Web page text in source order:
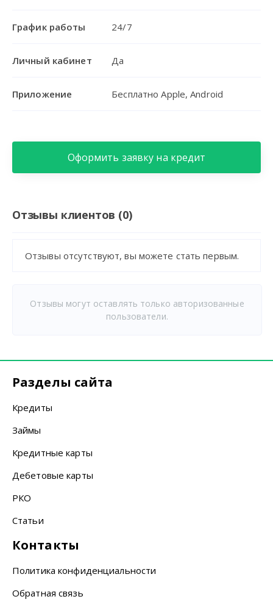
График работы 24/7
Личный кабинет Да
Приложение Бесплатно Apple, Android
Оформить заявку на кредит
Отзывы клиентов (0)
Отзывы отсутствуют, вы можете стать первым.
Отзывы могут оставлять только авторизованные
пользователи.
Разделы сайта
Кредиты
Займы
Кредитные карты
Дебетовые карты
РКО
Статьи
Контакты
Политика конфиденциальности
Обратная связь